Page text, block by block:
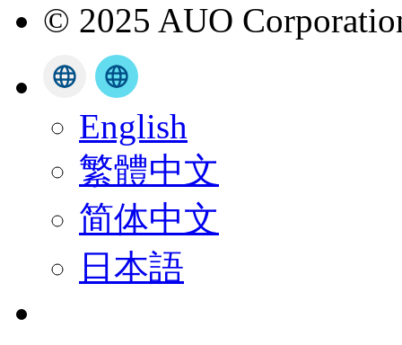
© 2025 AUO
English
繁體中文
简体中文
日本語